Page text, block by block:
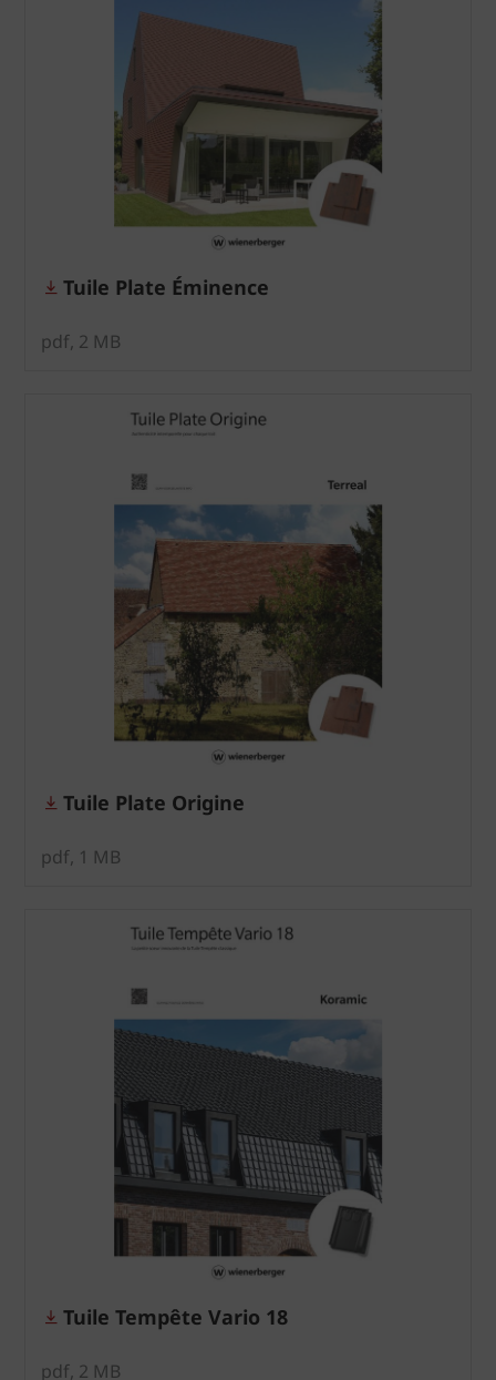
Tuile Plate Éminence
pdf, 2 MB
Tuile Plate Origine
pdf, 1 MB
Tuile Tempête Vario 18
pdf, 2 MB